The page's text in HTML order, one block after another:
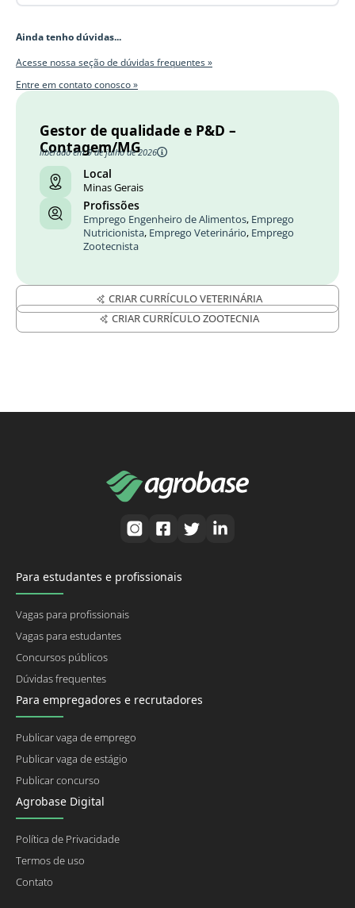
Ainda tenho dúvidas...
Acesse nossa seção de dúvidas frequentes »
Entre em contato conosco »
Gestor de qualidade e P&D –
Contagem/MG
liberado em 9 de julho de 2026
Local
Minas Gerais
Profissões
Emprego Engenheiro de Alimentos, Emprego
Nutricionista, Emprego Veterinário, Emprego
Zootecnista
CRIAR CURRÍCULO VETERINÁRIA
CRIAR CURRÍCULO ZOOTECNIA
Para estudantes e profissionais
Vagas para profissionais
Vagas para estudantes
Concursos públicos
Dúvidas frequentes
Para empregadores e recrutadores
Publicar vaga de emprego
Publicar vaga de estágio
Publicar concurso
Agrobase Digital
Política de Privacidade
Termos de uso
Contato